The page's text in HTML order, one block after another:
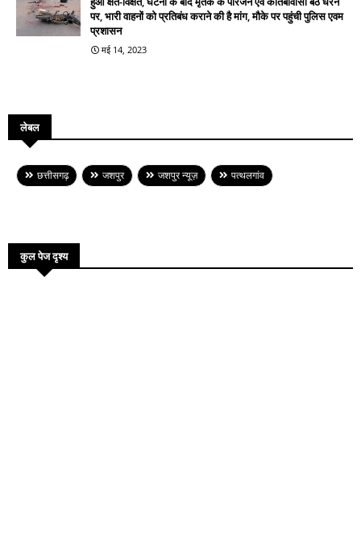
पर, भारी वाहनों को प्रतिबंध कराने की है मांग, मौके पर पहुंची पुलिस एवम
प्रशासन
मई 14, 2023
लेबल
छत्तीसगढ़ जशपुर जशपुर न्यूज़ पत्थलगांव
कुल पेज दृश्य